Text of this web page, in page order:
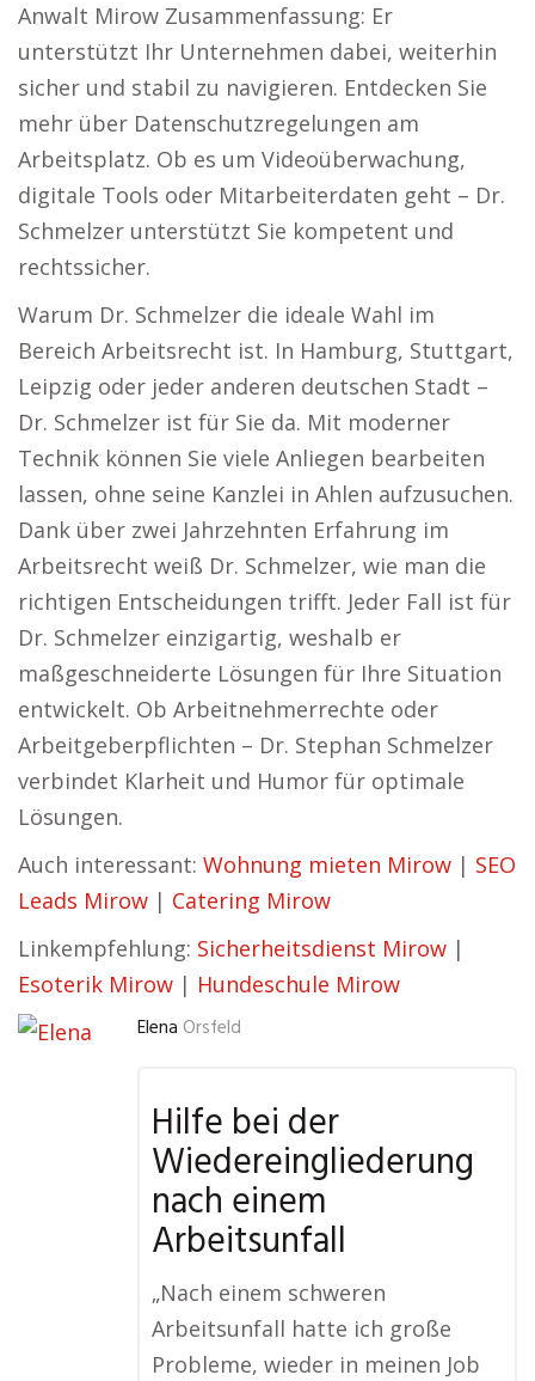
Anwalt Mirow Zusammenfassung: Er
unterstützt Ihr Unternehmen dabei, weiterhin
sicher und stabil zu navigieren. Entdecken Sie
mehr über Datenschutzregelungen am
Arbeitsplatz. Ob es um Videoüberwachung,
digitale Tools oder Mitarbeiterdaten geht – Dr.
Schmelzer unterstützt Sie kompetent und
rechtssicher.
Warum Dr. Schmelzer die ideale Wahl im
Bereich Arbeitsrecht ist. In Hamburg, Stuttgart,
Leipzig oder jeder anderen deutschen Stadt –
Dr. Schmelzer ist für Sie da. Mit moderner
Technik können Sie viele Anliegen bearbeiten
lassen, ohne seine Kanzlei in Ahlen aufzusuchen.
Dank über zwei Jahrzehnten Erfahrung im
Arbeitsrecht weiß Dr. Schmelzer, wie man die
richtigen Entscheidungen trifft. Jeder Fall ist für
Dr. Schmelzer einzigartig, weshalb er
maßgeschneiderte Lösungen für Ihre Situation
entwickelt. Ob Arbeitnehmerrechte oder
Arbeitgeberpflichten – Dr. Stephan Schmelzer
verbindet Klarheit und Humor für optimale
Lösungen.
Auch interessant: Wohnung mieten Mirow | SEO
Leads Mirow | Catering Mirow
Linkempfehlung: Sicherheitsdienst Mirow |
Esoterik Mirow | Hundeschule Mirow
Elena Orsfeld
Hilfe bei der
Wiedereingliederung
nach einem
Arbeitsunfall
„Nach einem schweren
Arbeitsunfall hatte ich große
Probleme, wieder in meinen Job